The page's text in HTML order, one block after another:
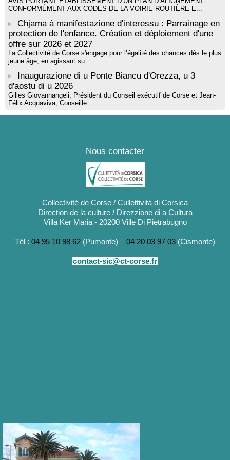
CONFORMÉMENT AUX CODES DE LA VOIRIE ROUTIÈRE E...
Chjama à manifestazione d'interessu : Parrainage en
protection de l'enfance. Création et déploiement d'une
offre sur 2026 et 2027
La Collectivité de Corse s'engage pour l’égalité des chances dès le plus
jeune âge, en agissant su...
Inaugurazione di u Ponte Biancu d'Orezza, u 3
d'aostu di u 2026
Gilles Giovannangeli, Président du Conseil exécutif de Corse et Jean-
Félix Acquaviva, Conseille...
Nous contacter
Collectivité de Corse / Cullettività di Corsica
Direction de la culture / Direzzione di a Cultura
Villa Ker Maria - 20200 Ville Di Pietrabugno
Tél : 04 95 10 98 62 (Pumonte) –04 20 03 97 03 (Cismonte)
contact-sic@ct-corse.fr